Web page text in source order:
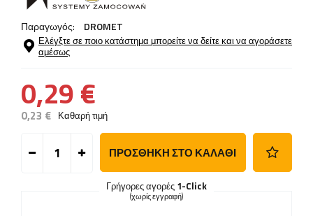
Παραγωγός: DROMET
Ελέγξτε σε ποιο κατάστημα μπορείτε να δείτε και να αγοράσετε
αμέσως
0,29 €
0,23 € Καθαρή τιμή
ΠΡΟΣΘΉΚΗ ΣΤΟ ΚΑΛΆΘΙ
Γρήγορες αγορές 1-Click
(χωρίς εγγραφή)